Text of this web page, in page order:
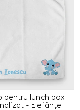
pentru lunch box
- Elefănțel